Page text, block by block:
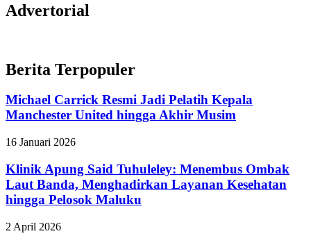
Advertorial
Berita Terpopuler
Michael Carrick Resmi Jadi Pelatih Kepala
Manchester United hingga Akhir Musim
16 Januari 2026
Klinik Apung Said Tuhuleley: Menembus Ombak
Laut Banda, Menghadirkan Layanan Kesehatan
hingga Pelosok Maluku
2 April 2026